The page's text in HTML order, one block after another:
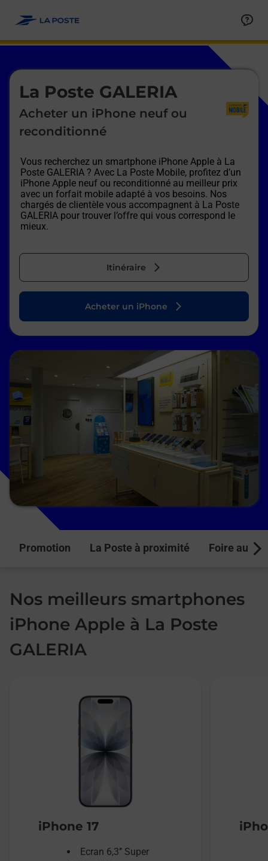
La Poste GALERIA
Acheter un iPhone neuf ou
reconditionné
Vous recherchez un smartphone iPhone Apple à La
Poste GALERIA ? Avec La Poste Mobile, profitez d’un
iPhone Apple neuf ou reconditionné au meilleur prix
avec un forfait mobile adapté à vos besoins. Nos
chargés de clientèle vous accompagnent à La Poste
GALERIA pour trouver l’offre qui vous correspond le
mieux.
Itinéraire
Le lien s'ouvre dans un nouvel onglet
Acheter un iPhone
Promotion La Poste à proximité Foire aux
Nos meilleurs smartphones
iPhone Apple à La Poste
GALERIA
iPhone 17
Ecran 6,3’’ Super